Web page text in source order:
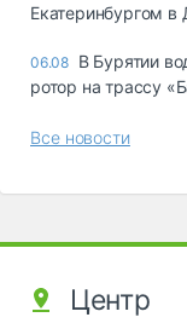
Екатеринбургом
06.08 В Бурятии
ротор на трассу
Все новости
Центр